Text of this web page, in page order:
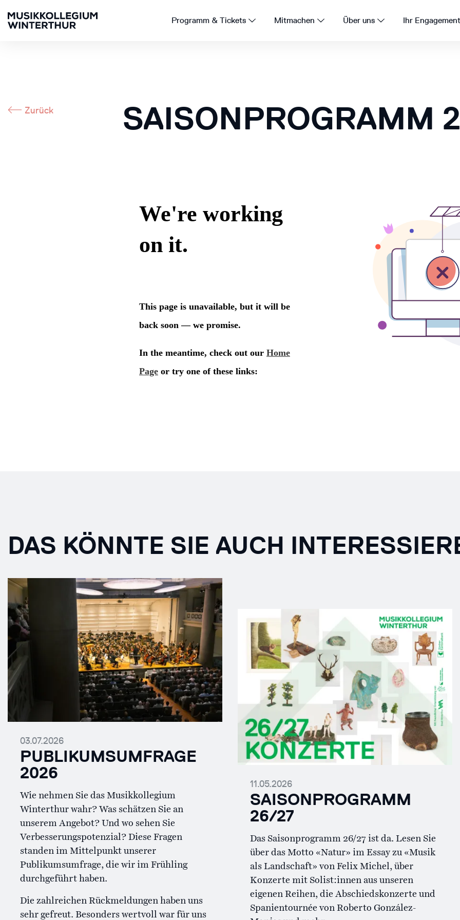
Programm & Tickets Mitmachen Über uns Ihr
Zurück SAISONPROGRAMM
DAS KÖNNTE SIE AUCH
03.07.2026
PUBLIKUMSUMFRAGE
2026
Wie nehmen Sie das Musikkollegium
Winterthur wahr? Was schätzen Sie an
unserem Angebot? Und wo sehen Sie
Verbesserungspotenzial? Diese Fragen
standen im Mittelpunkt unserer
Publikumsumfrage, die wir im Frühling
durchgeführt haben.
Die zahlreichen Rückmeldungen haben uns
sehr gefreut. Besonders wertvoll war für uns
11.05.2026
SAISONPROGRAMM
26/27
Das Saisonprogramm 26/27 ist da. Lesen Sie
über das Motto «Natur» im Essay zu «Musik
als Landschaft» von Felix Michel, über
Konzerte mit Solist:innen aus unseren
eigenen Reihen, die Abschiedskonzerte und
Spanientournée von Roberto González-